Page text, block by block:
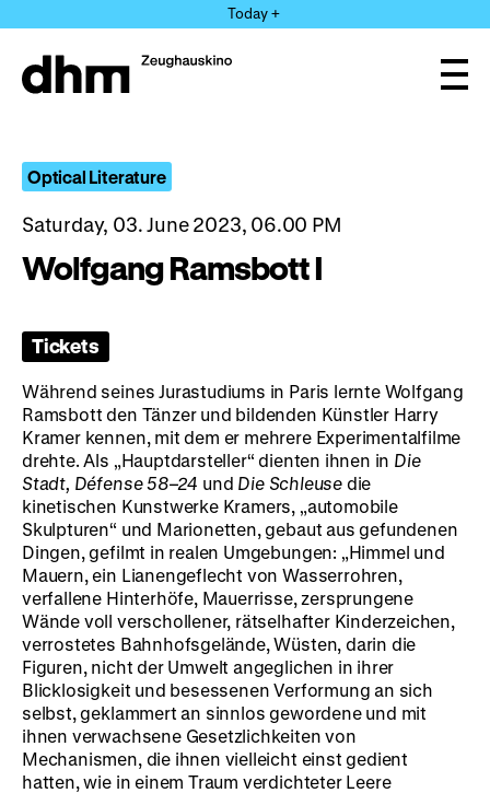
directly
the
Today +
Optical Literature
Saturday, 03. June 2023, 06.00 PM
Wolfgang Ramsbott I
Tickets
Während seines Jurastudiums in Paris lernte Wolfgang
Ramsbott den Tänzer und bildenden Künstler Harry
Kramer kennen, mit dem er mehrere Experimentalfilme
drehte. Als „Hauptdarsteller“ dienten ihnen in Die
Stadt, Défense 58–24 und Die Schleuse die
kinetischen Kunstwerke Kramers, „automobile
Skulpturen“ und Marionetten, gebaut aus gefundenen
Dingen, gefilmt in realen Umgebungen: „Himmel und
Mauern, ein Lianengeflecht von Wasserrohren,
verfallene Hinterhöfe, Mauerrisse, zersprungene
Wände voll verschollener, rätselhafter Kinderzeichen,
verrostetes Bahnhofsgelände, Wüsten, darin die
Figuren, nicht der Umwelt angeglichen in ihrer
Blicklosigkeit und besessenen Verformung an sich
selbst, geklammert an sinnlos gewordene und mit
ihnen verwachsene Gesetzlichkeiten von
Mechanismen, die ihnen vielleicht einst gedient
hatten, wie in einem Traum verdichteter Leere